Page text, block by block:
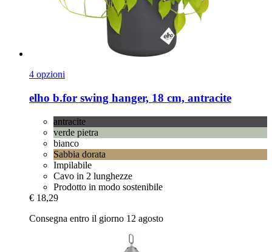
4 opzioni
elho b.for swing hanger, 18 cm, antracite
antracite
verde pietra
bianco
Sabbia dorata
Impilabile
Cavo in 2 lunghezze
Prodotto in modo sostenibile
€ 18,29
Consegna entro il giorno 12 agosto